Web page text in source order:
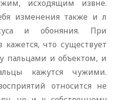
исходящим извне.
изменения также и л
и обоняния. При
что существует
пальцами и объектом, и
кажутся чужими.
относится не